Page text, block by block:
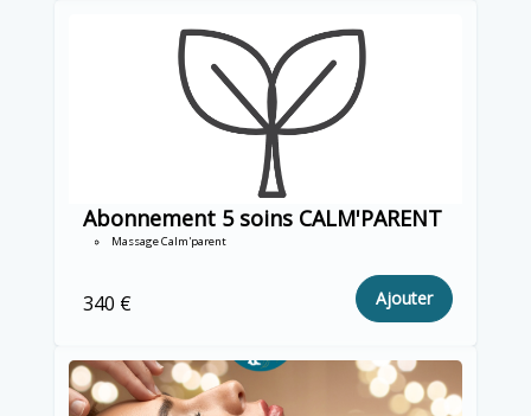
Abonnement 5 soins CALM'PARENT
Massage Calm'parent
340 € Ajouter